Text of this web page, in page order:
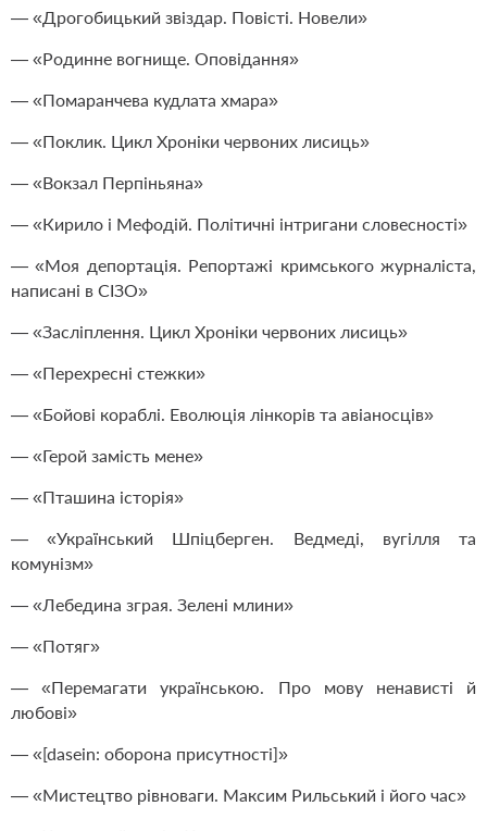
— «Дрогобицький звіздар. Повісті. Новели»
— «Родинне вогнище. Оповідання»
— «Помаранчева кудлата хмара»
— «Поклик. Цикл Хроніки червоних лисиць»
— «Вокзал Перпіньяна»
— «Кирило і Мефодій. Політичні інтригани словесності»
— «Моя депортація. Репортажі кримського журналіста,
написані в СІЗО»
— «Засліплення. Цикл Хроніки червоних лисиць»
— «Перехресні стежки»
— «Бойові кораблі. Еволюція лінкорів та авіаносців»
— «Герой замість мене»
— «Пташина історія»
— «Український Шпіцберген. Ведмеді, вугілля та
комунізм»
— «Лебедина зграя. Зелені млини»
— «Потяг»
— «Перемагати українською. Про мову ненависті й
любові»
— «[dasein: оборона присутності]»
— «Мистецтво рівноваги. Максим Рильський і його час»